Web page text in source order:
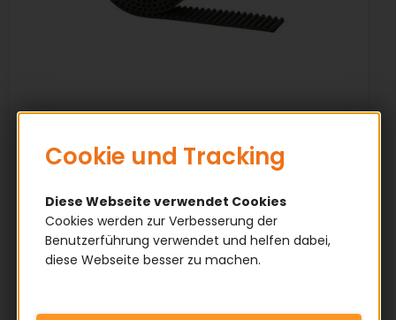
endlich / Meterware
✅ Farbe: Schwarz
✅ Qualitätsware
✅ Offene Meterware
✅ Aus Neopren / Polyester hergestellt
Cookie und Tracking
Diese Webseite verwendet Cookies
Cookies werden zur Verbesserung der
Benutzerführung verwendet und helfen dabei,
diese Webseite besser zu machen.